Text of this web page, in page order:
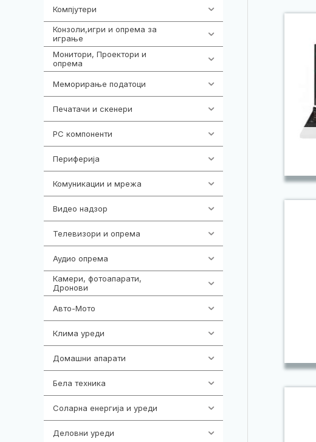
Компјутери
Конзоли,игри и опрема за
играње
Монитори, Проектори и
опрема
Меморирање податоци
Печатачи и скенери
PC компоненти
Периферија
Комуникации и мрежа
Видео надзор
Телевизори и опрема
Аудио опрема
Камери, фотоапарати,
Дронови
Авто-Мото
Клима уреди
Домашни апарати
Бела техника
Соларна енергија и уреди
Деловни уреди